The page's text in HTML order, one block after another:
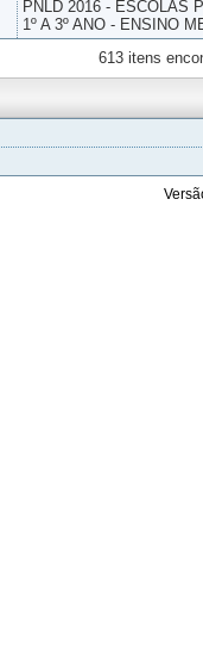
PNLD 2016 - ESCOLAS
1º A 3º ANO - ENSINO
613 itens